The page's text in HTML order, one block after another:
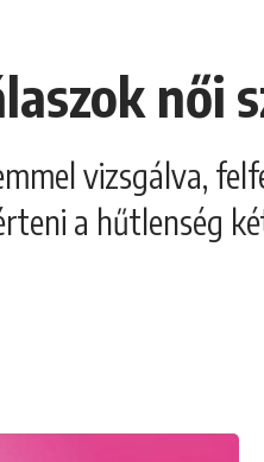
női
vizsgálva,
a hűtlenség